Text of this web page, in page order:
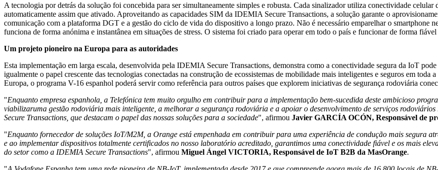
A tecnologia por detrás da solução foi concebida para ser simultaneamente simples e robusta. Cada sinalizador utiliza conectividade
automaticamente assim que ativado. Aproveitando as capacidades SIM da IDEMIA Secure Transactions, a solução garante o
comunicação com a plataforma DGT e a gestão do ciclo de vida do dispositivo a longo prazo. Não é necessário emparelhar o smartphone
funciona de forma anónima e instantânea em situações de stress. O sistema foi criado para operar em todo o país e funcionar de forma
Um projeto pioneiro na Europa para as autoridades
Esta implementação em larga escala, desenvolvida pela IDEMIA Secure Transactions, demonstra como a conectividade segura da IoT
igualmente o papel crescente das tecnologias conectadas na construção de ecossistemas de mobilidade mais inteligentes e seguros em
Europa, o programa V-16 espanhol poderá servir como referência para outros países que explorem iniciativas de segurança rodoviária
"Enquanto empresa espanhola, a Telefónica tem muito orgulho em contribuir para a implementação bem-sucedida deste ambicioso
viabilizaruma gestão rodoviária mais inteligente, a melhorar a segurança rodoviária e a apoiar o desenvolvimento de serviços
Secure Transactions, que destacam o papel das nossas soluções para a sociedade", afirmou Javier GARCÍA OCÓN, Responsável de
"Enquanto fornecedor de soluções IoT/M2M, a Orange está empenhada em contribuir para uma experiência de condução mais segura
e ao implementar dispositivos totalmente certificados no nosso laboratório acreditado, garantimos uma conectividade fiável e os mais
do setor como a IDEMIA Secure Transactions", afirmou Miguel Ángel VICTORIA, Responsável de IoT B2B da MasOrange.